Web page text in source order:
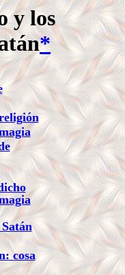
y los
*
cosa